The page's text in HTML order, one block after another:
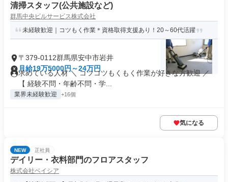
清掃スタッフ(公共施設など)
群馬中央ビルサービス株式会社
未経験歓迎｜コツもく作業＊資格取得支援あり！20～60代活躍
〒379-0112群馬県安中市岩井
月給19万5000円～24万円
求めている人材 ＼ コツコツもくもく作業が好きな方歓迎 ／
【 経験不問・年齢不問・学...
業界未経験歓迎 +16個
気になる
NEW 正社員
デイリー・衣料部門のフロアスタッフ
株式会社ベイシア